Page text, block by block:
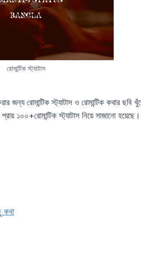
রোমান্টিক স্ট্যাটাস
জন্য রোমান্টিক স্ট্যাটাস ও রোমান্টিক কথার ছবি
১০০+রোমান্টিক স্ট্যাটাস নিয়ে সাজানো
কথা